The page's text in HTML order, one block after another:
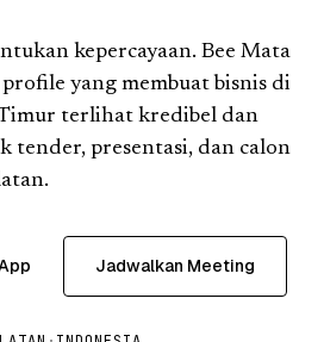
kepercayaan. Bee Mata
yang membuat bisnis di
terlihat kredibel dan
tender, presentasi, dan calon
Jadwalkan Meeting